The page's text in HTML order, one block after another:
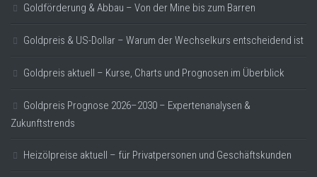
Goldförderung & Abbau – Von der Mine bis zum Barren
Goldpreis & US-Dollar – Warum der Wechselkurs entscheidend ist
Goldpreis aktuell – Kurse, Charts und Prognosen im Überblick
Goldpreis Prognose 2026–2030 – Expertenanalysen &
Zukunftstrends
Heizölpreise aktuell – für Privatpersonen und Geschäftskunden